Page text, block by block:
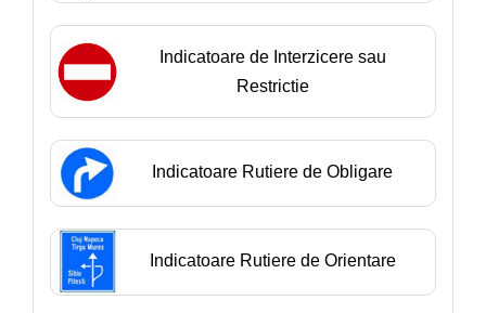
Indicatoare de Interzicere sau
Restrictie
Indicatoare Rutiere de Obligare
Indicatoare Rutiere de Orientare